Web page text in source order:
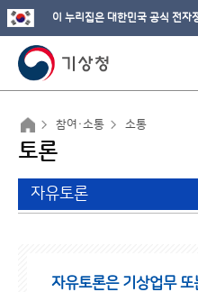
이 누리집은 대한민국 공식 전자
참여·소통 소통
토론
자유토론
자유토론은 기상업무